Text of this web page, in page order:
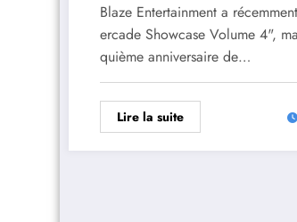
Blaze Entertainment a
ercade Showcase Volume 4",
quième anniversaire de…
Lire la suite